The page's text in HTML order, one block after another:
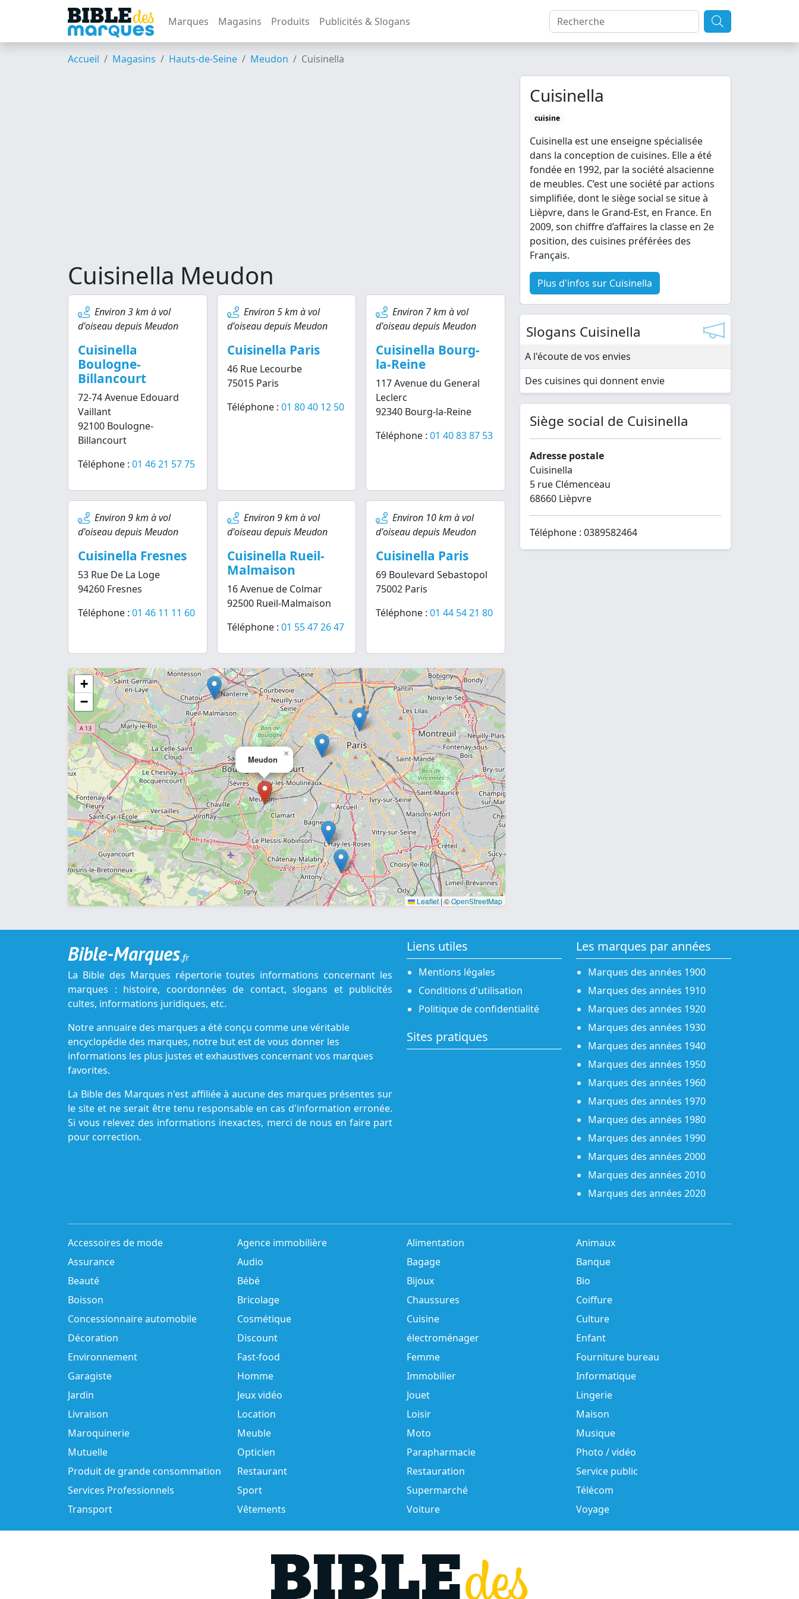
Marques Magasins Produits Publicités & Slogans
Accueil Magasins Hauts-de-Seine Meudon Cuisinella
Cuisinella Meudon
Environ 3 km à vol
d'oiseau depuis Meudon
Cuisinella
Boulogne-
Billancourt
72-74 Avenue Edouard
Vaillant
92100 Boulogne-
Billancourt
Téléphone : 01 46 21 57 75
Environ 5 km à vol
d'oiseau depuis Meudon
Cuisinella Paris
46 Rue Lecourbe
75015 Paris
Téléphone : 01 80 40 12 50
Environ 7 km à vol
d'oiseau depuis Meudon
Cuisinella Bourg-
la-Reine
117 Avenue du General
Leclerc
92340 Bourg-la-Reine
Téléphone :01 40 83 87 53
Environ 9 km à vol
d'oiseau depuis Meudon
Cuisinella Fresnes
53 Rue De La Loge
94260 Fresnes
Téléphone : 01 46 11 11 60
Environ 9 km à vol
d'oiseau depuis Meudon
Cuisinella Rueil-
Malmaison
16 Avenue de Colmar
92500 Rueil-Malmaison
Téléphone : 01 55 47 26 47
Environ 10 km à vol
d'oiseau depuis Meudon
Cuisinella Paris
69 Boulevard Sebastopol
75002 Paris
Téléphone :01 44 54 21 80
Meudon
×
+
−
Leaflet |©OpenStreetMap
Cuisinella
cuisine
Cuisinella est une enseigne spécialisée
dans la conception de cuisines. Elle a été
fondée en 1992, par la société alsacienne
de meubles. C’est une société par actions
simplifiée, dont le siège social se situe à
Lièpvre, dans le Grand-Est, en France. En
2009, son chiffre d’affaires la classe en 2e
position, des cuisines préférées des
Français.
Plus d'infos sur Cuisinella
Slogans Cuisinella
A l'écoute de vos envies
Des cuisines qui donnent envie
Siège social de Cuisinella
Adresse postale
Cuisinella
5 rue Clémenceau
68660 Lièpvre
Téléphone : 0389582464
Bible-Marques.fr
La Bible des Marques répertorie toutes informations concernant les
marques : histoire, coordonnées de contact, slogans et publicités
cultes, informations juridiques, etc.
Notre annuaire des marques a été conçu comme une véritable
encyclopédie des marques, notre but est de vous donner les
informations les plus justes et exhaustives concernant vos marques
favorites.
La Bible des Marques n'est affiliée à aucune des marques présentes sur
le site et ne serait être tenu responsable en cas d'information erronée.
Si vous relevez des informations inexactes, merci de nous en faire part
pour correction.
Liens utiles
Mentions légales
Conditions d'utilisation
Politique de confidentialité
Sites pratiques
Les marques par années
Marques des années 1900
Marques des années 1910
Marques des années 1920
Marques des années 1930
Marques des années 1940
Marques des années 1950
Marques des années 1960
Marques des années 1970
Marques des années 1980
Marques des années 1990
Marques des années 2000
Marques des années 2010
Marques des années 2020
Accessoires de mode Agence immobilière Alimentation
Animaux
Assurance
Audio Bagage
Banque
Beauté
Bébé Bijoux
Bio
Boisson
Bricolage Chaussures
Coiffure
Concessionnaire automobile
Cosmétique Cuisine
Culture
Décoration
Discount électroménager
Enfant
Environnement
Fast-food Femme
Fourniture bureau
Garagiste
Homme Immobilier
Informatique
Jardin
Jeux vidéo Jouet
Lingerie
Livraison
Location Loisir
Maison
Maroquinerie
Meuble Moto
Musique
Mutuelle
Opticien Parapharmacie
Photo / vidéo
Produit de grande consommation
Restaurant Restauration
Service public
Services Professionnels
Sport Supermarché
Télécom
Transport
Vêtements Voiture Voyage